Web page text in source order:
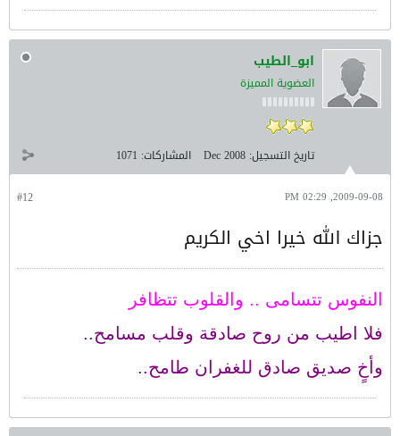
ابو_الطيب
العضوية المميزة
تاريخ التسجيل: Dec 2008 المشاركات: 1071
#12 2009-09-08, 02:29 PM
جزاك الله خيرا اخي الكريم
النفوس تتسامى .. والقلوب تتظافر
فلا اطيب من روح صادقة وقلب مسامح..
وأخٍ صديق صادق للغفران طامح..